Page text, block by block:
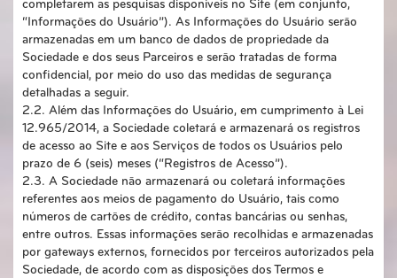
completarem as pesquisas disponíveis no Site (em conjunto,
“Informações do Usuário”). As Informações do Usuário serão
armazenadas em um banco de dados de propriedade da
Sociedade e dos seus Parceiros e serão tratadas de forma
confidencial, por meio do uso das medidas de segurança
detalhadas a seguir.
2.2. Além das Informações do Usuário, em cumprimento à Lei
12.965/2014, a Sociedade coletará e armazenará os registros
de acesso ao Site e aos Serviços de todos os Usuários pelo
prazo de 6 (seis) meses (“Registros de Acesso”).
2.3. A Sociedade não armazenará ou coletará informações
referentes aos meios de pagamento do Usuário, tais como
números de cartões de crédito, contas bancárias ou senhas,
entre outros. Essas informações serão recolhidas e armazenadas
por gateways externos, fornecidos por terceiros autorizados pela
Sociedade, de acordo com as disposições dos Termos e